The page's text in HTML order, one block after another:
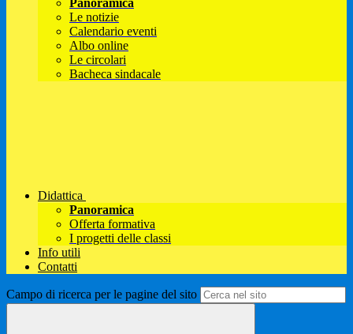
Panoramica
Le notizie
Calendario eventi
Albo online
Le circolari
Bacheca sindacale
Didattica
Panoramica
Offerta formativa
I progetti delle classi
Info utili
Contatti
Campo di ricerca per le pagine del sito